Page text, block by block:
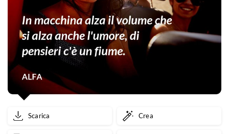
Scarica Crea